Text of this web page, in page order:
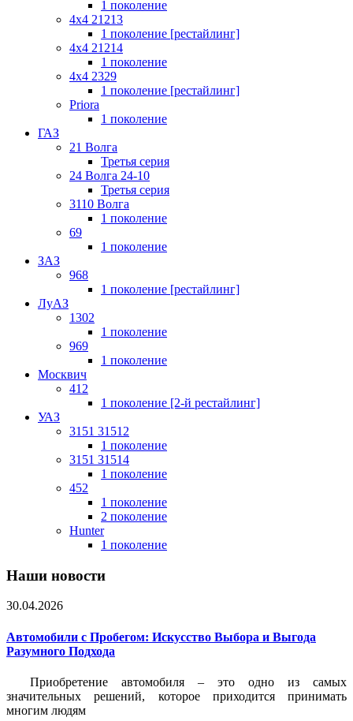
1 поколение
4x4 21213
1 поколение [рестайлинг]
4x4 21214
1 поколение
4x4 2329
1 поколение [рестайлинг]
Priora
1 поколение
ГАЗ
21 Волга
Третья серия
24 Волга 24-10
Третья серия
3110 Волга
1 поколение
69
1 поколение
ЗАЗ
968
1 поколение [рестайлинг]
ЛуАЗ
1302
1 поколение
969
1 поколение
Москвич
412
1 поколение [2-й рестайлинг]
УАЗ
3151 31512
1 поколение
3151 31514
1 поколение
452
1 поколение
2 поколение
Hunter
1 поколение
Наши новости
30.04.2026
Автомобили с Пробегом: Искусство Выбора и Выгода
Разумного Подхода
Приобретение автомобиля – это одно из самых
значительных решений, которое приходится принимать
многим людям